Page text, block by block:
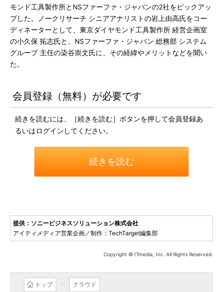
モンド工具製作所とNSファーファ・ジャパンの2社をピックアッ
プした。ノークリサーチ シニアアナリストの岩上由高氏をコー
ディネーターとして、東京ダイヤモンド工具製作所 経営企画室
の小久保 拓志氏と、NSファーファ・ジャパン 総務部 システム
グループ 主任の染谷崇文氏に、その経緯やメリットなどを聞い
た。
会員登録（無料）が必要です
続きを読むには、［続きを読む］ボタンを押して会員登録あ
るいはログインしてください。
続きを読む
提供：ソニービジネスソリューション株式会社
アイティメディア営業企画／制作：TechTarget編集部
Copyright © ITmedia, Inc. All Rights Reserved.
トップ クラウド